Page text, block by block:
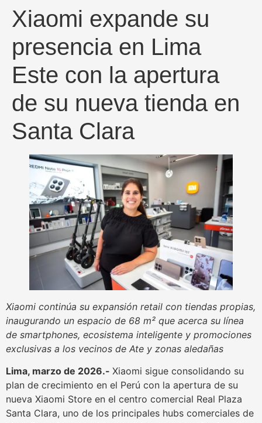
Xiaomi expande su
presencia en Lima
Este con la apertura
de su nueva tienda en
Santa Clara
Xiaomi continúa su expansión retail con tiendas propias,
inaugurando un espacio de 68 m² que acerca su línea
de smartphones, ecosistema inteligente y promociones
exclusivas a los vecinos de Ate y zonas aledañas
Lima, marzo de 2026.- Xiaomi sigue consolidando su
plan de crecimiento en el Perú con la apertura de su
nueva Xiaomi Store en el centro comercial Real Plaza
Santa Clara, uno de los principales hubs comerciales de